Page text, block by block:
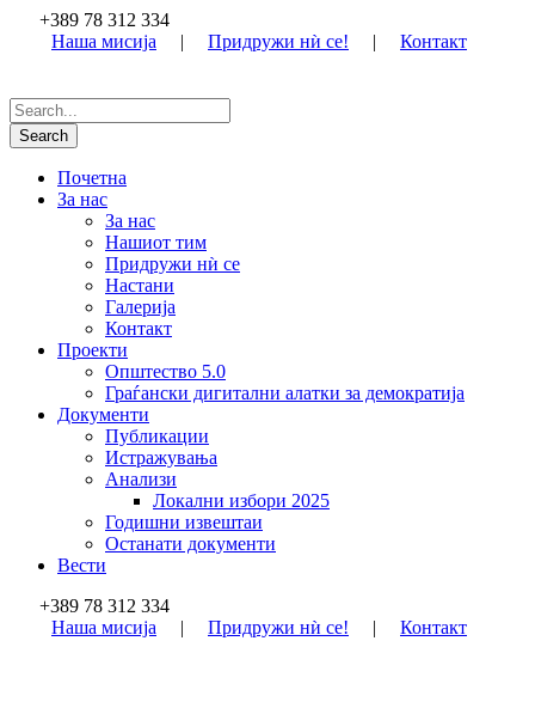
+389 78 312 334
Наша мисија
| Придружи нѝ се! | Контакт
Почетна
За нас
За нас
Нашиот тим
Придружи нѝ се
Настани
Галерија
Контакт
Проекти
Општество 5.0
Граѓански дигитални алатки за демократија
Документи
Публикации
Истражувања
Анализи
Локални избори 2025
Годишни извештаи
Останати документи
Вести
+389 78 312 334
Наша мисија
| Придружи нѝ се! | Контакт